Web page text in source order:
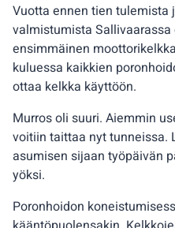
Vuotta ennen tien tulemista
valmistumista
ensimmäinen
kuluessa kaikkien
ottaa kelkka käyttöön.
Murros oli suuri. Aiemmin
voitiin taittaa nyt tunneissa.
asumisen sijaan työpäivän
yöksi.
Poronhoidon